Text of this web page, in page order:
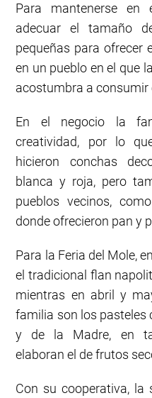
Para mantenerse en
adecuar el tamaño
pequeñas para ofrecer
en un pueblo en el que
acostumbra a consumir
En el negocio la
creatividad, por lo
hicieron conchas
blanca y roja, pero
pueblos vecinos,
donde ofrecieron pan y
Para la Feria del Mole,
el tradicional flan
mientras en abril y
familia son los pasteles
y de la Madre, en
elaboran el de frutos
Con su cooperativa, la